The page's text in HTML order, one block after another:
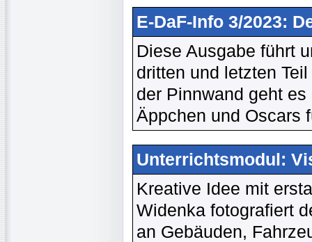
E-DaF-Info 3/2023:
Diese Ausgabe führt
dritten und letzten
der Pinnwand geht
Äppchen und Oscars
Unterrichtsmodul:
Kreative Idee mit
Widenka fotografiert
an Gebäuden,